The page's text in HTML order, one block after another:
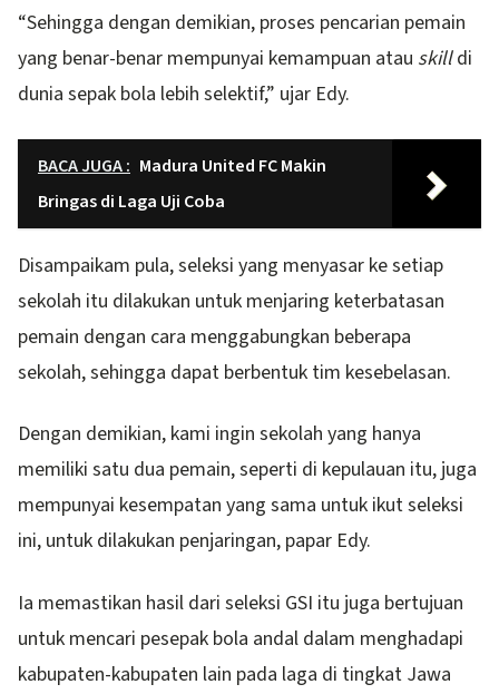
“Sehingga dengan demikian, proses pencarian pemain
yang benar-benar mempunyai kemampuan atau skilldi
dunia sepak bola lebih selektif,” ujar Edy.
BACA JUGA : Madura United FC Makin
Bringas di Laga Uji Coba
Disampaikam pula, seleksi yang menyasar ke setiap
sekolah itu dilakukan untuk menjaring keterbatasan
pemain dengan cara menggabungkan beberapa
sekolah, sehingga dapat berbentuk tim kesebelasan.
Dengan demikian, kami ingin sekolah yang hanya
memiliki satu dua pemain, seperti di kepulauan itu, juga
mempunyai kesempatan yang sama untuk ikut seleksi
ini, untuk dilakukan penjaringan, papar Edy.
Ia memastikan hasil dari seleksi GSI itu juga bertujuan
untuk mencari pesepak bola andal dalam menghadapi
kabupaten-kabupaten lain pada laga di tingkat Jawa